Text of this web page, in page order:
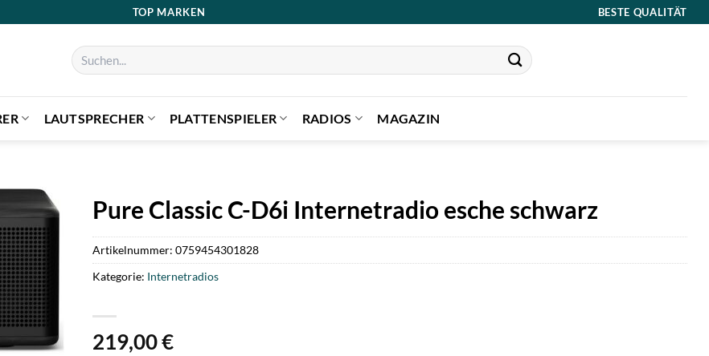
TOP MARKEN BESTE QUALITÄT
Suchen
nach:
LAUTSPRECHER PLATTENSPIELER RADIOS MAGAZIN
Pure Classic C-D6i Internetradio esche schwarz
219,00€
Artikelnummer: 0759454301828
Kategorie: Internetradios